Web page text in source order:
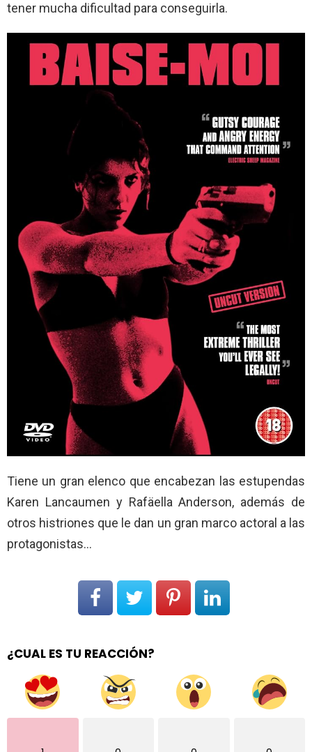
tener mucha dificultad para conseguirla.
Tiene un gran elenco que encabezan las estupendas
Karen Lancaumen y Rafäella Anderson, además de
otros histriones que le dan un gran marco actoral a las
protagonistas…
¿CUAL ES TU REACCIÓN?